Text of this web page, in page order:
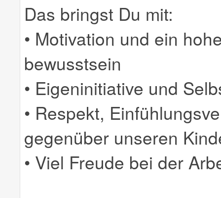
Das bringst Du mit:
• Motivation und ein
bewusstsein
• Eigeninitiative und
• Respekt,
gegenüber unseren
• Viel Freude bei der